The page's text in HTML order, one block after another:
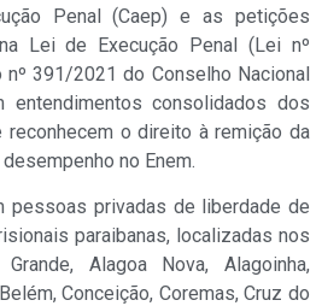
Penal (Caep) e as petições
Lei de Execução Penal (Lei nº
nº 391/2021 do Conselho Nacional
consolidados dos
o direito à remição da
no Enem.
pessoas privadas de liberdade de
paraibanas, localizadas nos
Alagoa Nova, Alagoinha,
Conceição, Coremas, Cruz do